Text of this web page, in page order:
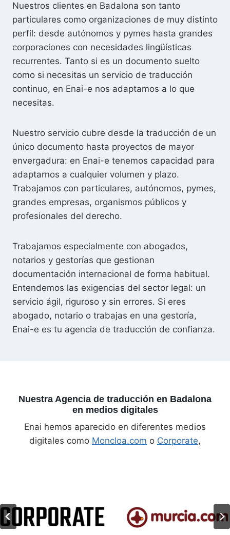
Nuestros clientes en Badalona son tanto
particulares como organizaciones de muy distinto
perfil: desde autónomos y pymes hasta grandes
corporaciones con necesidades lingüísticas
recurrentes. Tanto si es un documento suelto
como si necesitas un servicio de traducción
continuo, en Enai-e nos adaptamos a lo que
necesitas.
Nuestro servicio cubre desde la traducción de un
único documento hasta proyectos de mayor
envergadura: en Enai-e tenemos capacidad para
adaptarnos a cualquier volumen y plazo.
Trabajamos con particulares, autónomos, pymes,
grandes empresas, organismos públicos y
profesionales del derecho.
Trabajamos especialmente con abogados,
notarios y gestorías que gestionan
documentación internacional de forma habitual.
Entendemos las exigencias del sector legal: un
servicio ágil, riguroso y sin errores. Si eres
abogado, notario o trabajas en una gestoría,
Enai-e es tu agencia de traducción de confianza.
Nuestra Agencia de traducción en Badalona
en medios digitales
Enai hemos aparecido en diferentes medios
digitales como Moncloa.com o Corporate,